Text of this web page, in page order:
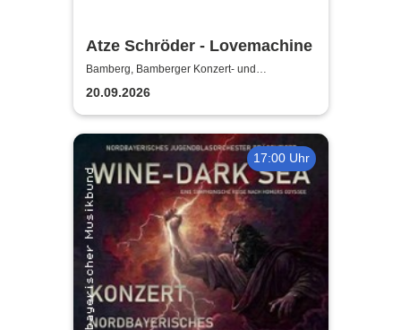
Atze Schröder - Lovemachine
Bamberg, Bamberger Konzert- und
Kongresshalle (Hegelsaal)
20.09.2026
17:00 Uhr